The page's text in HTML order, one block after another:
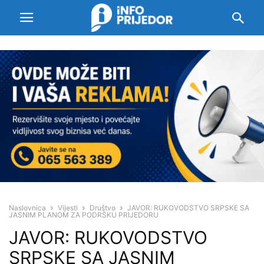
Naslovnica Vijesti Društvo
JAVOR: RUKOVODSTVO SRPSKE SA
JASNIM PLANOM ZA PODRŠKU PRIJEDORU
JAVOR: RUKOVODSTVO
SRPSKE SA JASNIM